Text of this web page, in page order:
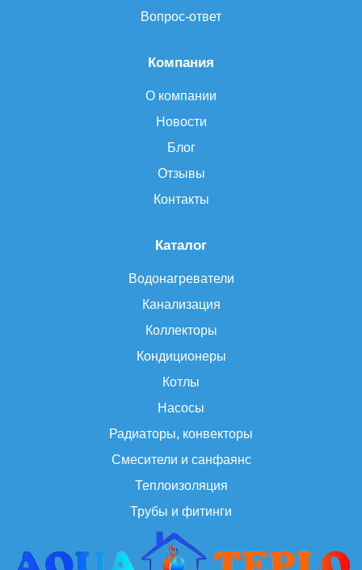
Каталог
Водонагреватели
Канализация
Коллекторы
Кондиционеры
Котлы
Насосы
Радиаторы, конвекторы
Смесители и санфаянс
Теплоизоляция
Трубы и фитинги
Компания
О компании
Новости
Блог
Отзывы
Контакты
Вопрос-ответ